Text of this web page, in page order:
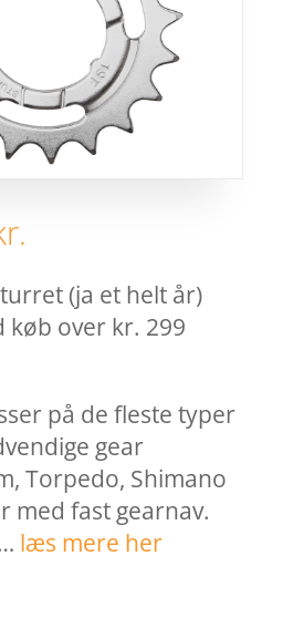
(ja et helt år)
køb over kr. 299
på de fleste typer
gear
Torpedo, Shimano
med fast gearnav.
læs mere her